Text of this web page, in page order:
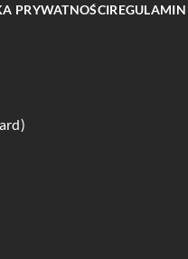
PRYWATNOŚCIREGULAMIN